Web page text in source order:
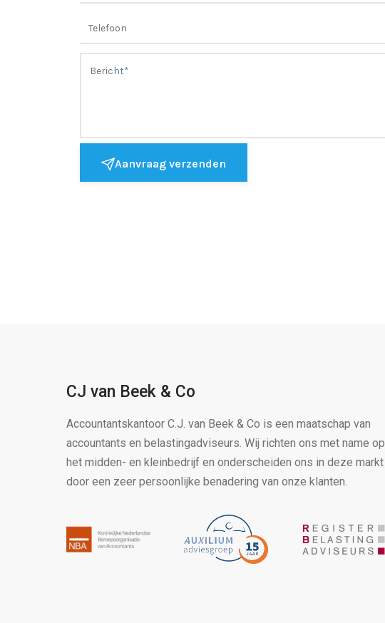
Aanvraag verzenden
CJ van Beek & Co
Accountantskantoor C.J. van Beek & Co is een maatschap van
accountants en belastingadviseurs. Wij richten ons met name op
het midden- en kleinbedrijf en onderscheiden ons in deze markt
door een zeer persoonlijke benadering van onze klanten.